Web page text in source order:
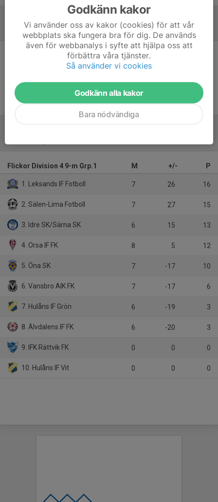
Referat
Inget referat skrivet
Flickor Division 4 9-m Grp.1 M +/- P
1. Leksands IF Fotboll 7 26 16
2. Sälen-Lima Fotboll 7 27 15
3. Idre SK/Särna SK 6 15 13
4. Orsa IF FK 8 5 12
5. Öna SK 7 -17 10
6. Vansbro AIK FK 7 -17 6
7. Hulåns IF Grön 6 -19 3
8. Älvdalens IF FK 6 -20 3
9. IFK Rättvik FK 0 0 0
10. Hulåns IF Vit 0 0 0
Godkänn kakor
Vi använder oss av kakor (cookies) för att vår
webbplats ska fungera bra för dig. De används
även för webbanalys i syfte att hjälpa oss att
förbättra våra tjänster.
Så använder vi cookies
Godkänn alla kakor
Bara nödvändiga